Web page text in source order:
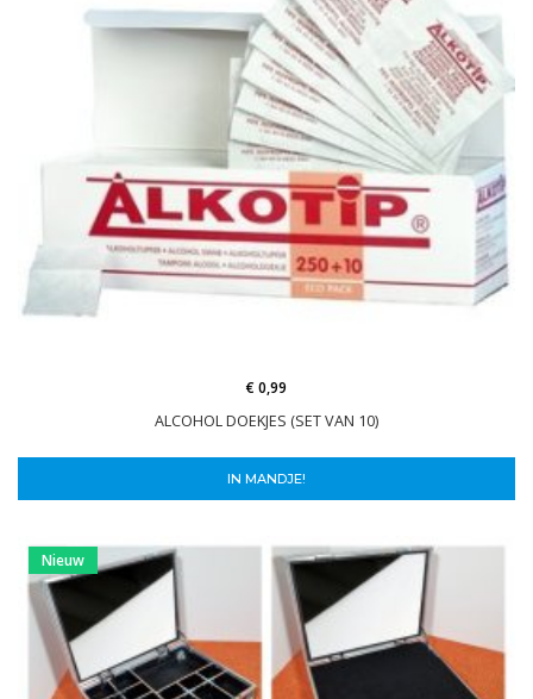
ALCOHOL DOEKJES (SET VAN 10)
€ 0,99
IN MANDJE!
Nieuw